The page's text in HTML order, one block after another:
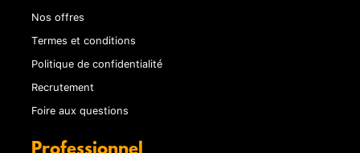
Nos offres
Termes et conditions
Politique de confidentialité
Recrutement
Foire aux questions